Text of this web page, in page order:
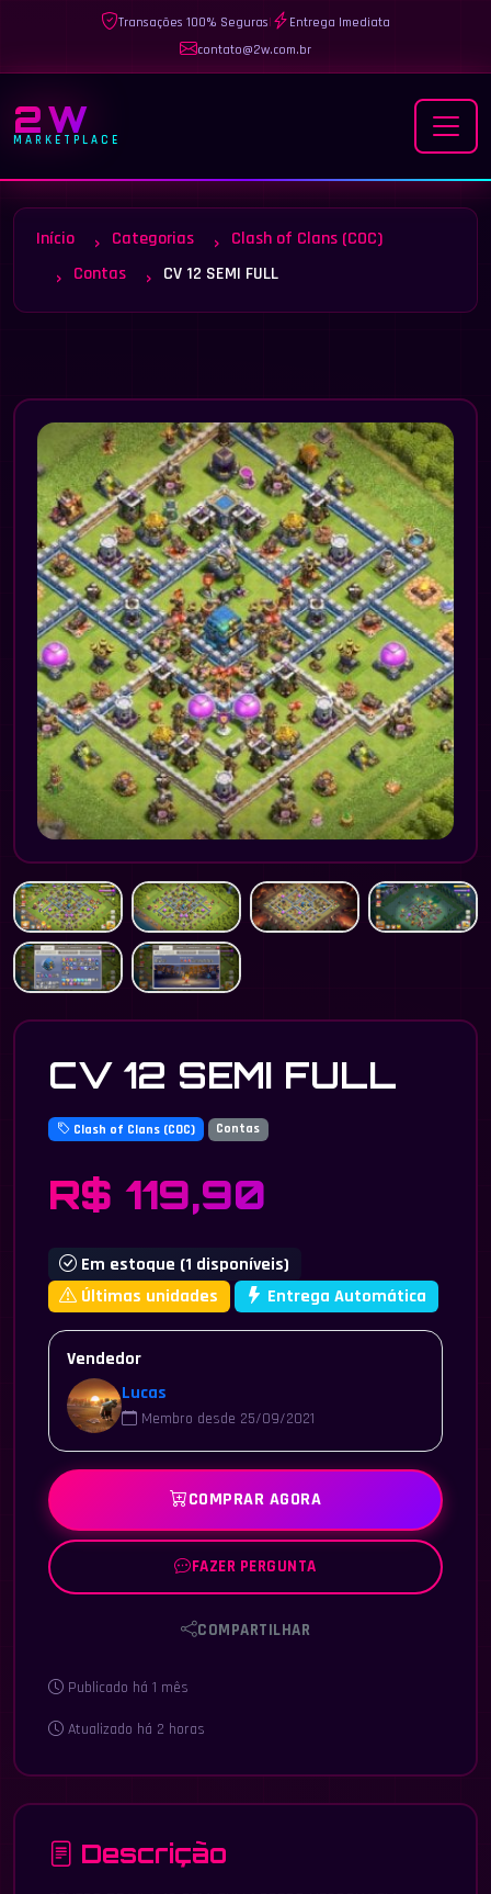
Transações 100% Seguras|
Entrega Imediata
contato@2w.com.br
2W
MARKETPLACE
Início Categorias
Clash of Clans (COC)
Contas
CV 12 SEMI FULL
CV 12 SEMI FULL
Clash of Clans (COC) Contas
R$ 119,90
Em estoque (1 disponíveis)
Últimas unidades
Entrega Automática
Vendedor
Lucas
Membro desde 25/09/2021
COMPRAR AGORA
FAZER PERGUNTA
COMPARTILHAR
Publicado há 1 mês
Atualizado há 2 horas
Descrição